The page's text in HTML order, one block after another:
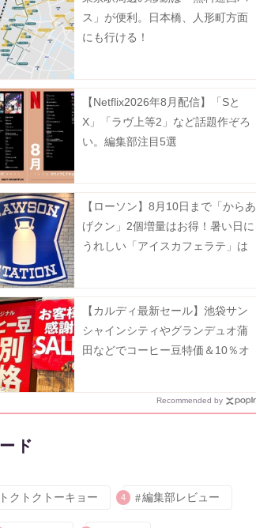
ス」が便利。日本橋、人形町方面
にも行ける！
【Netflix2026年8月配信】「Sと
X」「ラヴ上等2」など話題作ぞろ
い。編集部注目5選
【ローソン】8月10日まで「からあ
げクン」2個増量はお得！暑い日に
うれしい「アイスカフェラテ」は
【カルディ最新セール】池袋サン
シャインシティやグランデュオ蒲
田などでコーヒー豆特価＆10％オ
Recommended by
ド
トクトクトーキョー 4 編集部レビュー